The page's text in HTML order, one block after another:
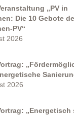
„PV in
Die 10 Gebote
PV“
2026
2026
„Energetisch